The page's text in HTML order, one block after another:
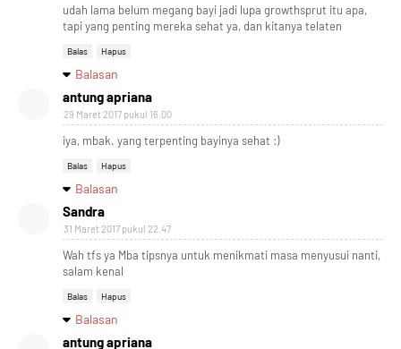
udah lama belum megang bayi jadi lupa growthsprut itu apa,
tapi yang penting mereka sehat ya, dan kitanya telaten
Balas Hapus
Balasan
antung apriana
29 Maret 2017 pukul 16.00
iya, mbak. yang terpenting bayinya sehat :)
Balas Hapus
Balasan
Sandra
31 Maret 2017 pukul 22.47
Wah tfs ya Mba tipsnya untuk menikmati masa menyusui nanti,
salam kenal
Balas Hapus
Balasan
antung apriana